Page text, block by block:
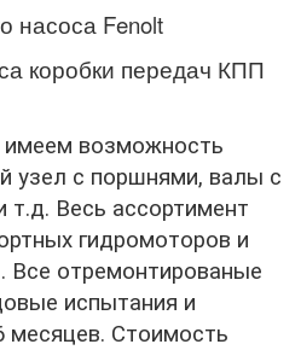
насоса Fenolt
коробки передач КПП
возможность
узел с поршнями, валы с
Весь ассортимент
гидромоторов и
. Все отремонтированые
испытания и
месяцев. Стоимость